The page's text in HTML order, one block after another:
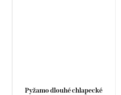
Pyžamo dlouhé chlapecké